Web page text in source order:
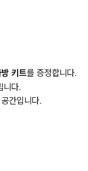
키트를 증정합니다.
니다.
간입니다.